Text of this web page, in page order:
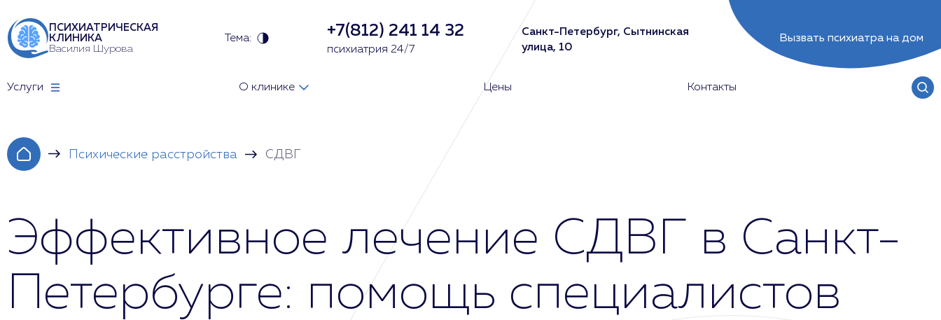
ПСИХИАТРИЧЕСКАЯ
КЛИНИКА
Василия Шурова
Тема: +7(812) 241 14 32
психиатрия 24/7
Санкт-Петербург, Сытнинская
улица, 10
Вызвать психиатра на дом
Услуги О клинике Цены Контакты
Психические расстройства СДВГ
Эффективное лечение СДВГ в Санкт-
Петербурге: помощь специалистов